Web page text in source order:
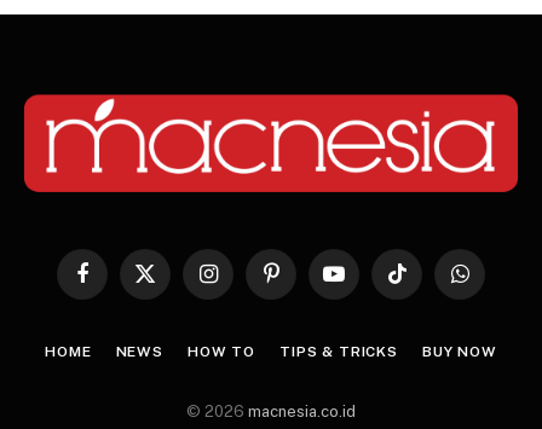
Facebook
X
InstagramPinterestYouTubeTikTok WhatsApp
HOME NEWS HOW TO TIPS & TRICKS BUY NOW
© 2026 macnesia.co.id